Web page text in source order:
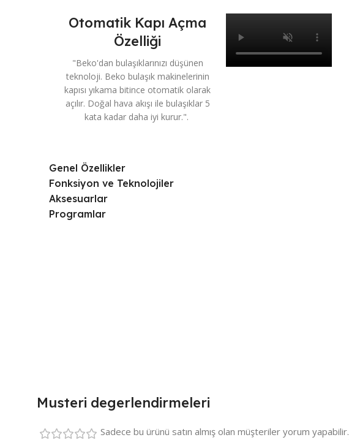
Otomatik Kapı Açma
Özelliği
"Beko'dan bulaşıklarınızı düşünen
teknoloji. Beko bulaşık makinelerinin
kapısı yıkama bitince otomatik olarak
açılır. Doğal hava akışı ile bulaşıklar 5
kata kadar daha iyi kurur.".
Genel Özellikler
Fonksiyon ve Teknolojiler
Aksesuarlar
Programlar
Musteri degerlendirmeleri
Sadece bu ürünü satın almış olan müşteriler yorum yapabilir.